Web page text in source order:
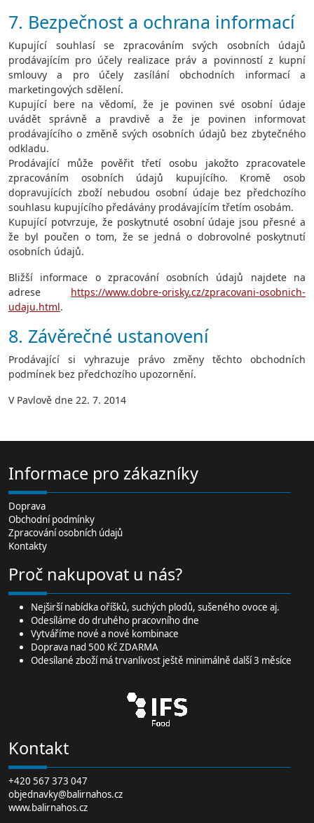
7. Bezpečnost a ochrana informací
Kupující souhlasí se zpracováním svých osobních údajů
prodávajícím pro účely realizace práv a povinností z kupní
smlouvy a pro účely zasílání obchodních informací a
marketingových sdělení.
Kupující bere na vědomí, že je povinen své osobní údaje
uvádět správně a pravdivě a že je povinen informovat
prodávajícího o změně svých osobních údajů bez zbytečného
odkladu.
Prodávající může pověřit třetí osobu jakožto zpracovatele
zpracováním osobních údajů kupujícího. Kromě osob
dopravujících zboží nebudou osobní údaje bez předchozího
souhlasu kupujícího předávány prodávajícím třetím osobám.
Kupující potvrzuje, že poskytnuté osobní údaje jsou přesné a
že byl poučen o tom, že se jedná o dobrovolné poskytnutí
osobních údajů.
Bližší informace o zpracování osobních údajů najdete na
adrese https://www.dobre-orisky.cz/zpracovani-osobnich-
udaju.html.
8. Závěrečné ustanovení
Prodávající si vyhrazuje právo změny těchto obchodních
podmínek bez předchozího upozornění.
V Pavlově dne 22. 7. 2014
Informace pro zákazníky
Doprava
Obchodní podmínky
Zpracování osobních údajů
Kontakty
Proč nakupovat u nás?
Nejširšínabídka oříšků, suchých plodů, sušeného ovoce aj.
Odesíláme do druhého pracovního dne
Vytváříme nové a nové kombinace
Doprava nad 500 Kč ZDARMA
Odesílané zboží má trvanlivost ještě minimálně další 3 měsíce
Kontakt
+420 567 373 047
objednavky@balirnahos.cz
www.balirnahos.cz